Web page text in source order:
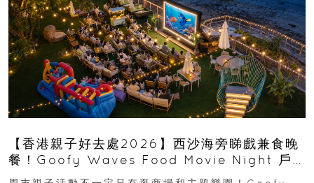
【香港親子好去處2026】西沙海旁睇戲兼食晚
餐！Goofy Waves Food Movie Night 戶
外影院逢週末登場